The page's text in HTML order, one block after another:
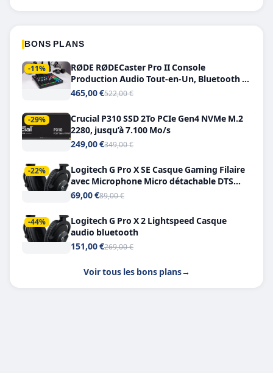
BONS PLANS
-11%
RØDE RØDECaster Pro II Console
Production Audio Tout-en-Un, Bluetooth et
Double USB-C
465,00 €522,00 €
-29%
Crucial P310 SSD 2To PCIe Gen4 NVMe M.2
2280, jusqu’à 7.100 Mo/s
249,00 €349,00 €
-22%
Logitech G Pro X SE Casque Gaming Filaire
avec Microphone Micro détachable DTS
Headphone X 7.1
69,00 €89,00 €
-44%
Logitech G Pro X 2 Lightspeed Casque
audio bluetooth
151,00 €269,00 €
Voir tous les bons plans→